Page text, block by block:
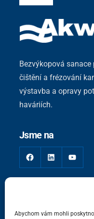
Abychom vám mohli
Bezvýkopová
čištění a frézování
výstavba a opravy
haváriích.
Jsme na
FacebookLinkedIn